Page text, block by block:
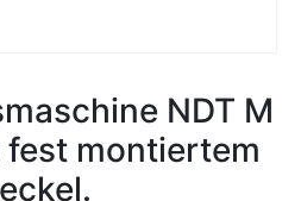
NDT M
fest montiertem